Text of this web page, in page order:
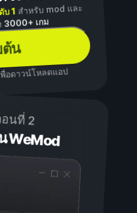
บ 1 สำหรับ mod และ
3000+ เกม
ต้น
อดาวน์โหลดแอป
นที่ 2
WeMod